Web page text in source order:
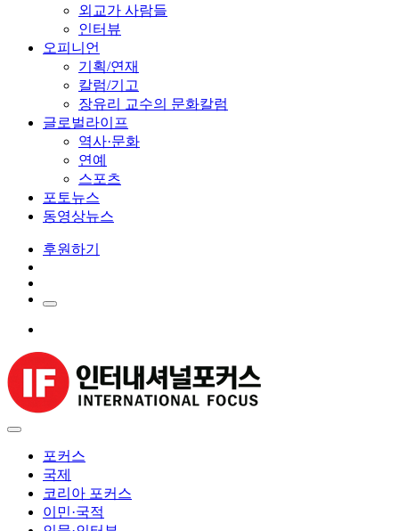
외교가 사람들
인터뷰
오피니언
기획/연재
칼럼/기고
장유리 교수의 문화칼럼
글로벌라이프
역사·문화
연예
스포츠
포토뉴스
동영상뉴스
후원하기
포커스
국제
코리아 포커스
이민·국적